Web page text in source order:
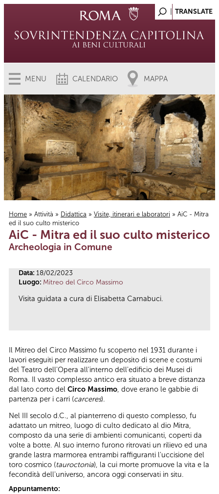
MENU CALENDARIO MAPPA
Tu sei qui
Home » Attività » Didattica » Visite, itinerari e laboratori » AiC - Mitra
ed il suo culto misterico
AiC - Mitra ed il suo culto misterico
Archeologia in Comune
Data: 18/02/2023
Luogo: Mitreo del Circo Massimo
Visita guidata a cura di Elisabetta Carnabuci.
Il Mitreo del Circo Massimo fu scoperto nel 1931 durante i
lavori eseguiti per realizzare un deposito di scene e costumi
del Teatro dell'Opera all'interno dell'edificio dei Musei di
Roma. Il vasto complesso antico era situato a breve distanza
dal lato corto del Circo Massimo , dove erano le gabbie di
partenza per i carri (carceres).
Nel III secolo d.C., al pianterreno di questo complesso, fu
adattato un mitreo, luogo di culto dedicato al dio Mitra,
composto da una serie di ambienti comunicanti, coperti da
volte a botte. Al suo interno furono ritrovati un rilievo ed una
grande lastra marmorea entrambi raffiguranti l'uccisione del
toro cosmico (tauroctonia), la cui morte promuove la vita e la
fecondità dell'universo, ancora oggi conservati in situ.
Appuntamento: